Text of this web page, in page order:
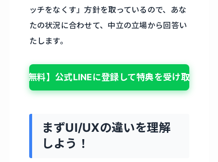
ッチをなくす」方針を取っているので、あな
たの状況に合わせて、中立の立場から回答い
たします。
【無料】公式LINEに登録して特典を受け取る
まずUI/UXの違いを理解
しよう！